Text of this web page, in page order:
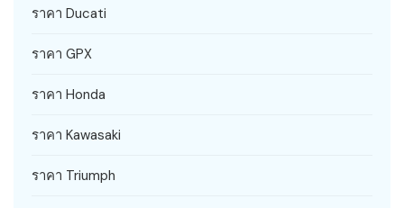
ราคา Ducati
ราคา GPX
ราคา Honda
ราคา Kawasaki
ราคา Triumph